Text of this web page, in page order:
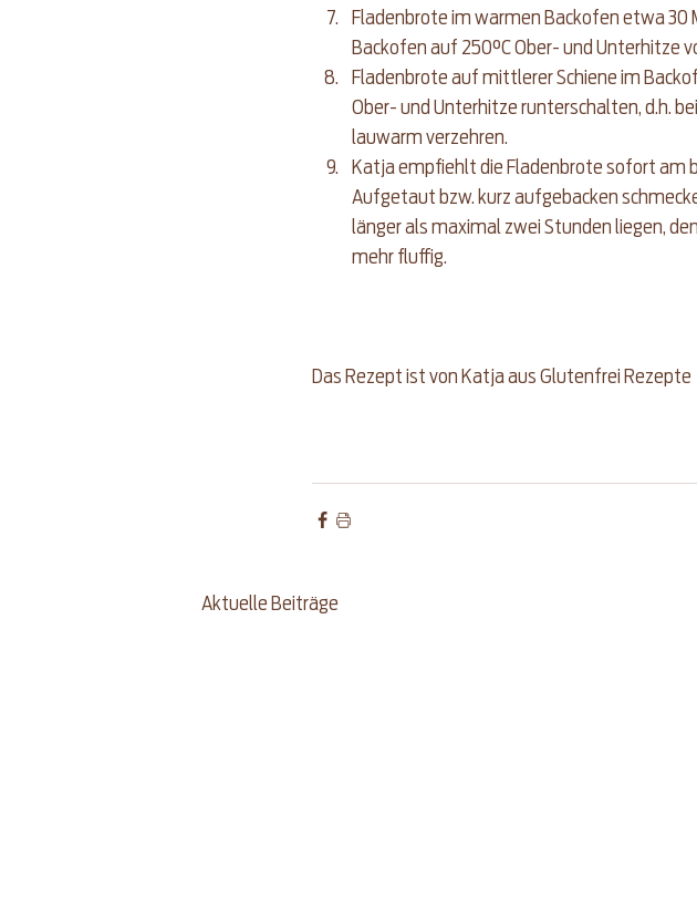
Fladenbrote im warmen Backofen etwa 30
Backofen auf 250°C Ober- und Unterhitze
Fladenbrote auf mittlerer Schiene im
Ober- und Unterhitze runterschalten, d.h.
lauwarm verzehren.
Katja empfiehlt die Fladenbrote sofort am
Aufgetaut bzw. kurz aufgebacken
länger als maximal zwei Stunden liegen,
mehr fluffig.
Das Rezept ist von Katja aus Glutenfrei Rezepte
Aktuelle Beiträge